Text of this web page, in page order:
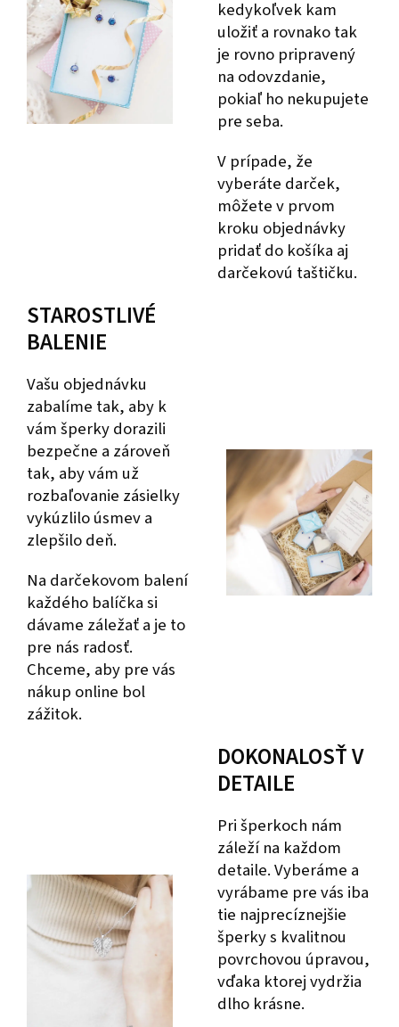
kedykoľvek kam
uložiť a rovnako tak
je rovno pripravený
na odovzdanie,
pokiaľ ho nekupujete
pre seba.
V prípade, že
vyberáte darček,
môžete v prvom
kroku objednávky
pridať do košíka aj
darčekovú taštičku.
STAROSTLIVÉ
BALENIE
Vašu objednávku
zabalíme tak, aby k
vám šperky dorazili
bezpečne a zároveň
tak, aby vám už
rozbaľovanie zásielky
vykúzlilo úsmev a
zlepšilo deň.
Na darčekovom balení
každého balíčka si
dávame záležať a je to
pre nás radosť.
Chceme, aby pre vás
nákup online bol
zážitok.
DOKONALOSŤ V
DETAILE
Pri šperkoch nám
záleží na každom
detaile. Vyberáme a
vyrábame pre vás iba
tie najprecíznejšie
šperky s kvalitnou
povrchovou úpravou,
vďaka ktorej vydržia
dlho krásne.